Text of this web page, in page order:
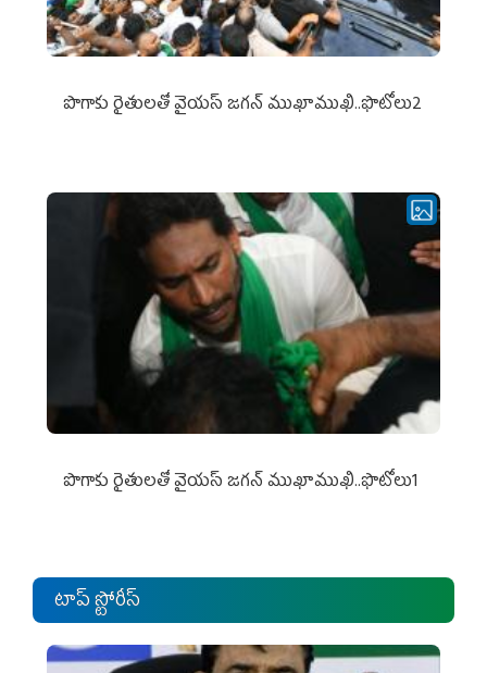
పొగాకు రైతుల‌తో వైయ‌స్ జ‌గ‌న్ ముఖాముఖి..ఫొటోలు2
పొగాకు రైతుల‌తో వైయ‌స్ జ‌గ‌న్ ముఖాముఖి..ఫొటోలు1
టాప్ స్టోరీస్